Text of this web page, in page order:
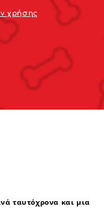
χρήσης
ταυτόχρονα και μια